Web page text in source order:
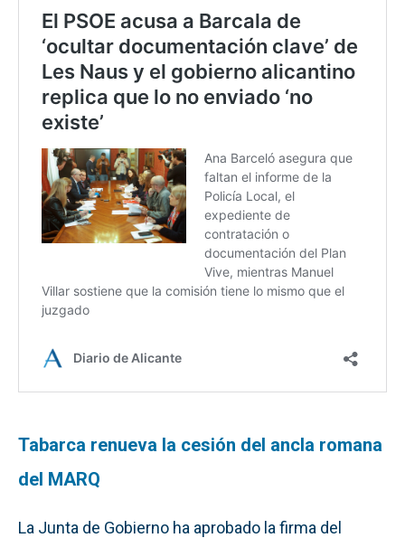
Tabarca renueva la cesión del ancla romana
del MARQ
La Junta de Gobierno ha aprobado la firma del